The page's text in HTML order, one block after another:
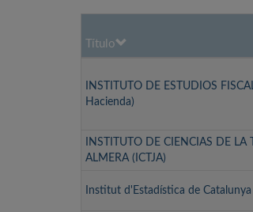
Título
INSTITUTO DE ESTUDIOS
Hacienda)
INSTITUTO DE CIENCIAS DE LA
ALMERA (ICTJA)
Institut d'Estadística de Catalunya